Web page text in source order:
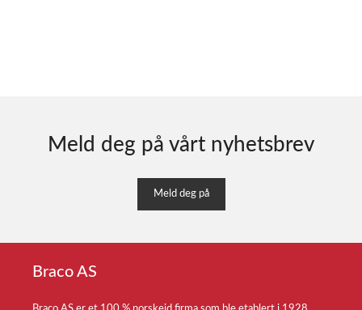
Meld deg på vårt nyhetsbrev
Meld deg på
Braco AS